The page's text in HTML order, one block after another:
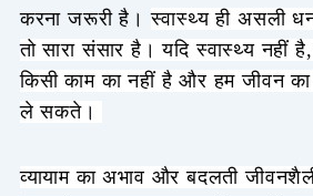
करना जरूरी है।स्वास्थ्य ही असली
तो सारा संसार है। यदि स्वास्थ्य नहीं
किसी काम का नहीं है और हम जीवन
ले सकते।
व्यायाम का अभाव और बदलती